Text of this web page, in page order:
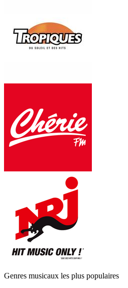
Genres musicaux les plus populaires